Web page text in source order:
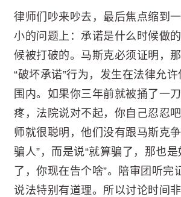
律师们吵来吵去，最后焦点缩到
小的问题上：承诺是什么时候做
候被打破的。马斯克必须证明，
“破坏承诺”行为，发生在法律允
围内。如果你三年前就被捅了一
疼，法院说对不起，你自己忍忍
师就很聪明，他们没有跟马斯克
骗人”，而是说“就算骗了，那也
了，你现在告个啥”。陪审团听完
说法特别有道理。所以讨论时间